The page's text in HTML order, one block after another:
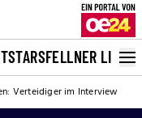
STARSFELLNER LIVE
Verteidiger im Interview